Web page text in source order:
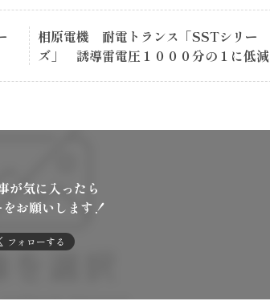
相原電機 耐電トランス「SSTシリー
ズ」 誘導雷電圧１０００分の１に低減
が気に入ったら
お願いします！
フォローする